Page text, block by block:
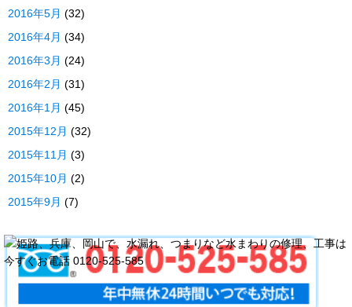
2016年5月 (32)
2016年4月 (34)
2016年3月 (24)
2016年2月 (31)
2016年1月 (45)
2015年12月 (32)
2015年11月 (3)
2015年10月 (2)
2015年9月 (7)